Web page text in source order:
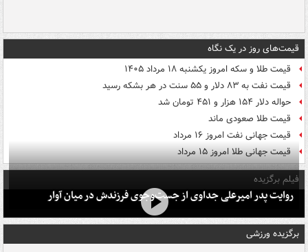
قیمت‌های روز در یک نگاه
قیمت طلا و سکه امروز یکشنبه ۱۸ مرداد ۱۴۰۵
قیمت نفت به ۸۳ دلار و ۵۵ سنت در هر بشکه رسید
حواله دلار ۱۵۴ هزار و ۴۵۱ تومان شد
قیمت طلا صعودی ماند
قیمت جهانی نفت امروز ۱۶ مرداد
قیمت جهانی طلا امروز ۱۵ مرداد
فیلم برگزیده
روایت پدر امیرعلی جداوی از جست‌وجوی فرزندش در میان آوار
برگزیده ورزشی